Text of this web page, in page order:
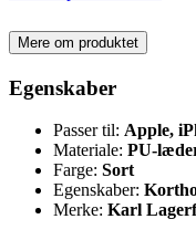
Mere om produktet
Egenskaber
Passer til: Apple,
Materiale: PU-
Farge: Sort
Egenskaber:
Merke: Karl